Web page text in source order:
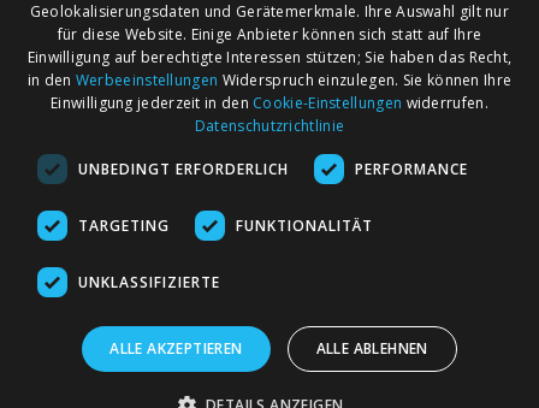
AGB
Impressum
Kontakt
Märkte nach Bundesländern
Märkte nach PLZ
Märkte nach Umkreis
Flohmarkt
Geolokalisierungsdaten und Gerätemerkmale. Ihre Auswahl gilt nur
für diese Website. Einige Anbieter können sich statt auf Ihre
Einwilligung auf berechtigte Interessen stützen; Sie haben das Recht,
in den Werbeeinstellungen Widerspruch einzulegen. Sie können Ihre
Einwilligung jederzeit in den Cookie-Einstellungen widerrufen.
Datenschutzrichtlinie
UNBEDINGT ERFORDERLICH PERFORMANCE
TARGETING FUNKTIONALITÄT
UNKLASSIFIZIERTE
ALLE AKZEPTIEREN ALLE ABLEHNEN